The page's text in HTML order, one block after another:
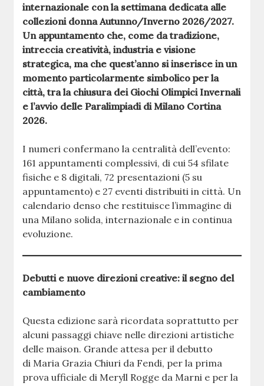
internazionale con la settimana dedicata alle
collezioni donna Autunno/Inverno 2026/2027.
Un appuntamento che, come da tradizione,
intreccia creatività, industria e visione
strategica, ma che quest’anno si inserisce in un
momento particolarmente simbolico per la
città, tra la chiusura dei Giochi Olimpici Invernali
e l’avvio delle Paralimpiadi di Milano Cortina
2026.
I numeri confermano la centralità dell’evento:
161 appuntamenti complessivi, di cui 54 sfilate
fisiche e 8 digitali, 72 presentazioni (5 su
appuntamento) e 27 eventi distribuiti in città. Un
calendario denso che restituisce l’immagine di
una Milano solida, internazionale e in continua
evoluzione.
Debutti e nuove direzioni creative: il segno del
cambiamento
Questa edizione sarà ricordata soprattutto per
alcuni passaggi chiave nelle direzioni artistiche
delle maison. Grande attesa per il debutto
di Maria Grazia Chiuri da Fendi, per la prima
prova ufficiale di Meryll Rogge da Marni e per la